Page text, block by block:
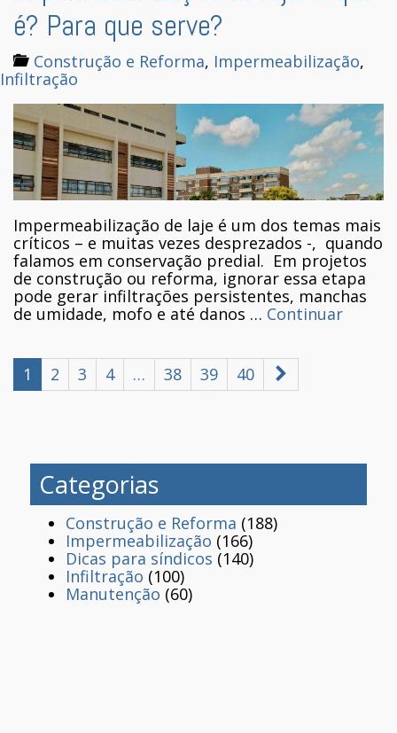
é? Para que serve?
Construção e Reforma, Impermeabilização,
Infiltração
Impermeabilização de laje é um dos temas mais
críticos – e muitas vezes desprezados -, quando
falamos em conservação predial. Em projetos
de construção ou reforma, ignorar essa etapa
pode gerar infiltrações persistentes, manchas
de umidade, mofo e até danos … Continuar
1 2 3 4 … 38 39 40
Categorias
Construção e Reforma (188)
Impermeabilização (166)
Dicas para síndicos (140)
Infiltração (100)
Manutenção (60)